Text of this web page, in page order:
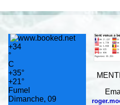
+34
°
C
+35°
+21°
Fumel
Dimanche, 09